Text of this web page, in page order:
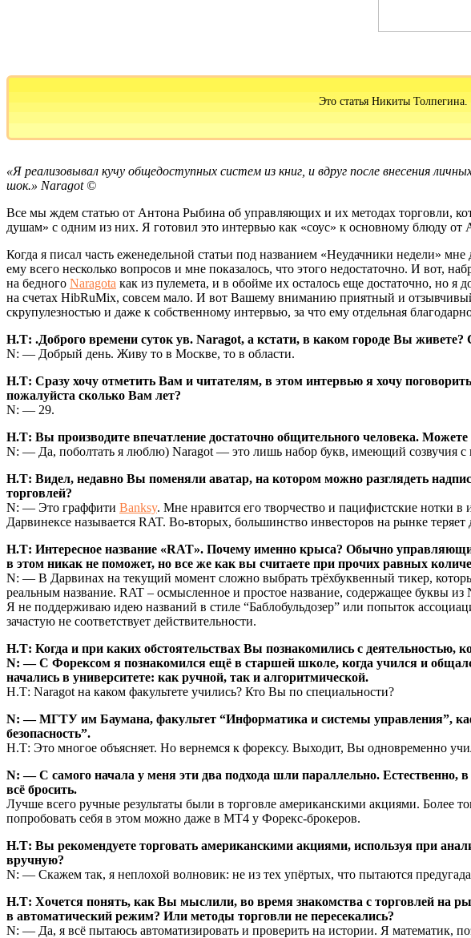
Это статья Никиты Толпегина.
«Я реализовывал кучу общедоступных систем из книг, и вдруг после внесения
шок.» Naragot ©
Все мы ждем статью от Антона Рыбина об управляющих и их методах торговли,
душам» с одним из них. Я готовил это интервью как «соус» к основному блюду от
Когда я писал часть еженедельной статьи под названием «Неудачники недели»
ему всего несколько вопросов и мне показалось, что этого недостаточно. И вот,
на бедного Naragota как из пулемета, и в обойме их осталось еще достаточно, но я
на счетах HibRuMix, совсем мало. И вот Вашему вниманию приятный и
скрупулезностью и даже к собственному интервью, за что ему отдельная
Н.Т: .Доброго времени суток ув. Naragot, а кстати, в каком городе Вы живете?
N: — Добрый день. Живу то в Москве, то в области.
Н.Т: Сразу хочу отметить Вам и читателям, в этом интервью я хочу
пожалуйста сколько Вам лет?
N: — 29.
Н.Т: Вы производите впечатление достаточно общительного человека. Можете
N: — Да, поболтать я люблю) Naragot — это лишь набор букв, имеющий созвучия с
Н.Т: Видел, недавно Вы поменяли аватар, на котором можно разглядеть
торговлей?
N: — Это граффити Banksy. Мне нравится его творчество и пацифистские нотки в
Дарвинексе называется RAT. Во-вторых, большинство инвесторов на рынке
Н.Т: Интересное название «RAT». Почему именно крыса? Обычно
в этом никак не поможет, но все же как вы считаете при прочих равных
N: — В Дарвинах на текущий момент сложно выбрать трёхбуквенный тикер,
реальным название. RAT – осмысленное и простое название, содержащее буквы из
Я не поддерживаю идею названий в стиле “Баблобульдозер” или попыток
зачастую не соответствует действительности.
Н.Т: Когда и при каких обстоятельствах Вы познакомились с деятельностью,
N: — С Форексом я познакомился ещё в старшей школе, когда учился и
начались в университете: как ручной, так и алгоритмической.
Н.Т: Naragot на каком факультете учились? Кто Вы по специальности?
N: — МГТУ им Баумана, факультет “Информатика и системы управления”,
безопасность”.
Н.Т: Это многое объясняет. Но вернемся к форексу. Выходит, Вы одновременно
N: — С самого начала у меня эти два подхода шли параллельно.
всё бросить.
Лучше всего ручные результаты были в торговле американскими акциями. Более
попробовать себя в этом можно даже в МТ4 у Форекс-брокеров.
Н.Т: Вы рекомендуете торговать американскими акциями, используя при
вручную?
N: — Скажем так, я неплохой волновик: не из тех упёртых, что пытаются
Н.Т: Хочется понять, как Вы мыслили, во время знакомства с торговлей на
в автоматический режим? Или методы торговли не пересекались?
N: — Да, я всё пытаюсь автоматизировать и проверить на истории. Я математик,